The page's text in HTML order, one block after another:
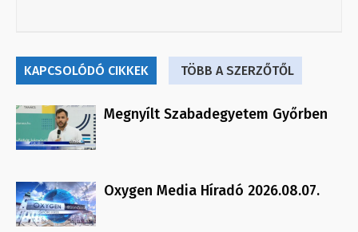
KAPCSOLÓDÓ CIKKEK TÖBB A SZERZŐTŐL
Megnyílt Szabadegyetem Győrben
Oxygen Media Híradó 2026.08.07.